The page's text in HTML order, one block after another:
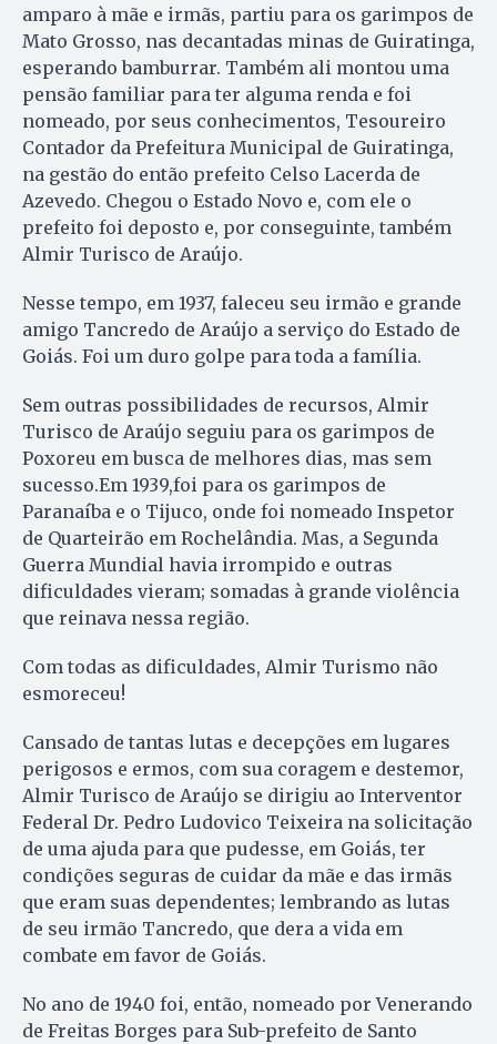
amparo à mãe e irmãs, partiu para os garimpos de
Mato Grosso, nas decantadas minas de Guiratinga,
esperando bamburrar. Também ali montou uma
pensão familiar para ter alguma renda e foi
nomeado, por seus conhecimentos, Tesoureiro
Contador da Prefeitura Municipal de Guiratinga,
na gestão do então prefeito Celso Lacerda de
Azevedo. Chegou o Estado Novo e, com ele o
prefeito foi deposto e, por conseguinte, também
Almir Turisco de Araújo.
Nesse tempo, em 1937, faleceu seu irmão e grande
amigo Tancredo de Araújo a serviço do Estado de
Goiás. Foi um duro golpe para toda a família.
Sem outras possibilidades de recursos, Almir
Turisco de Araújo seguiu para os garimpos de
Poxoreu em busca de melhores dias, mas sem
sucesso.Em 1939,foi para os garimpos de
Paranaíba e o Tijuco, onde foi nomeado Inspetor
de Quarteirão em Rochelândia. Mas, a Segunda
Guerra Mundial havia irrompido e outras
dificuldades vieram; somadas à grande violência
que reinava nessa região.
Com todas as dificuldades, Almir Turismo não
esmoreceu!
Cansado de tantas lutas e decepções em lugares
perigosos e ermos, com sua coragem e destemor,
Almir Turisco de Araújo se dirigiu ao Interventor
Federal Dr. Pedro Ludovico Teixeira na solicitação
de uma ajuda para que pudesse, em Goiás, ter
condições seguras de cuidar da mãe e das irmãs
que eram suas dependentes; lembrando as lutas
de seu irmão Tancredo, que dera a vida em
combate em favor de Goiás.
No ano de 1940 foi, então, nomeado por Venerando
de Freitas Borges para Sub-prefeito de Santo